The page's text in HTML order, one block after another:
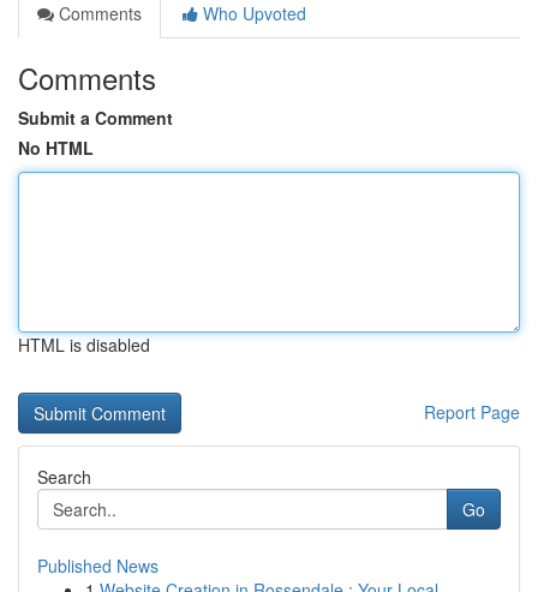
Comments
Who Upvoted
Comments
Submit a Comment
No HTML
HTML is disabled
Report Page
Search
Go
Published News